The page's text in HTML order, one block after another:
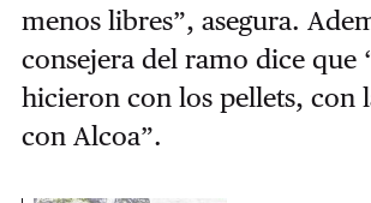
menos libres”, asegura.
consejera del ramo dice que
hicieron con los pellets, con
con Alcoa”.